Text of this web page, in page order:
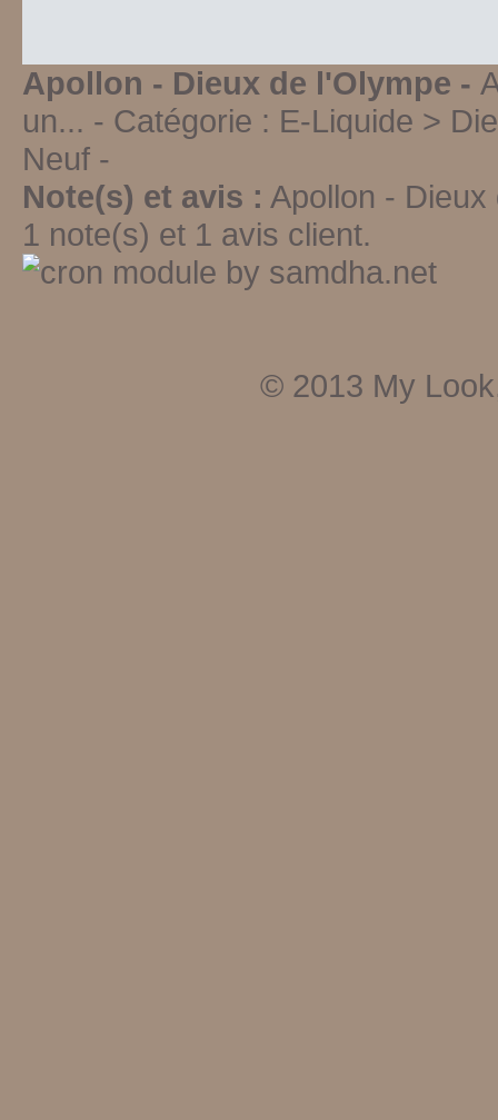
Apollon - Dieux de l'Olympe -
un... - Catégorie : E-Liquide >
Neuf -
Note(s) et avis : Apollon -
1 note(s) et 1 avis client.
© 2013 My Look